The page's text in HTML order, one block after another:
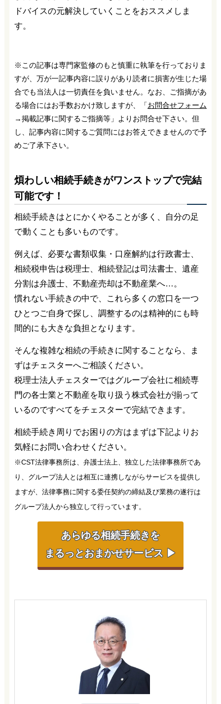
ドバイスの元解決していくことをおススメしま
す。
※この記事は専門家監修のもと慎重に執筆を行っておりま
すが、万が一記事内容に誤りがあり読者に損害が生じた場
合でも当法人は一切責任を負いません。なお、ご指摘があ
る場合にはお手数おかけ致しますが、「お問合せフォーム
→掲載記事に関するご指摘等」よりお問合せ下さい。但
し、記事内容に関するご質問にはお答えできませんので予
めご了承下さい。
煩わしい相続手続きがワンストップで完結
可能です！
相続手続きはとにかくやることが多く、自分の足
で動くことも多いものです。
例えば、必要な書類収集・口座解約は行政書士、
相続税申告は税理士、相続登記は司法書士、遺産
分割は弁護士、不動産売却は不動産業へ…。
慣れない手続きの中で、これら多くの窓口を一つ
ひとつご自身で探し、調整するのは精神的にも時
間的にも大きな負担となります。
そんな複雑な相続の手続きに関することなら、ま
ずはチェスターへご相談ください。
税理士法人チェスターではグループ会社に相続専
門の各士業と不動産を取り扱う株式会社が揃って
いるのですべてをチェスターで完結できます。
相続手続き周りでお困りの方はまずは下記よりお
気軽にお問い合わせください。
※CST法律事務所は、弁護士法上、独立した法律事務所であ
り、グループ法人とは相互に連携しながらサービスを提供し
ますが、法律事務に関する委任契約の締結及び業務の遂行は
グループ法人から独立して行っています。
あらゆる相続手続きを
まるっとおまかせサービス ▶